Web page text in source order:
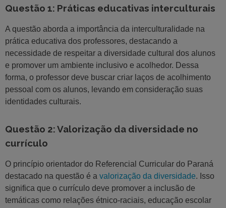
Questão 1: Práticas educativas interculturais
A questão aborda a importância da interculturalidade na
prática educativa dos professores, destacando a
necessidade de respeitar a diversidade cultural dos alunos
e promover um ambiente inclusivo e acolhedor. Dessa
forma, o professor deve buscar criar laços de acolhimento
pessoal com os alunos, levando em consideração suas
identidades culturais.
Questão 2: Valorização da diversidade no
currículo
O princípio orientador do Referencial Curricular do Paraná
destacado na questão é a valorização da diversidade. Isso
significa que o currículo deve promover a inclusão de
temáticas como relações étnico-raciais, educação escolar